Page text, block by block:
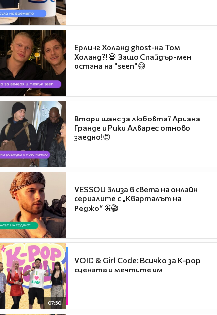
Ерлинг Холанд ghost-на Том
Холанд?! 💀 Защо Спайдър-мен
остана на "seen"😅
Втори шанс за любовта? Ариана
Гранде и Рики Алварес отново
заедно!😍
VESSOU влиза в света на онлайн
сериалите с „Кварталът на
Реджо“ 🤩🎬
07:50
VOID & Girl Code: Всичко за K-pop
сцената и мечтите им